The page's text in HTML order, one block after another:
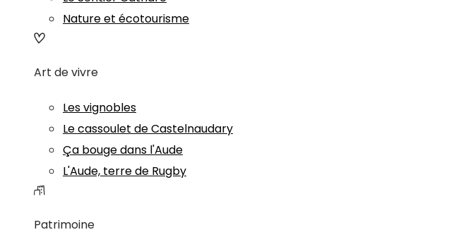
Nature et écotourisme
Art de vivre
Les vignobles
Le cassoulet de Castelnaudary
Ça bouge dans l'Aude
L'Aude, terre de Rugby
Patrimoine